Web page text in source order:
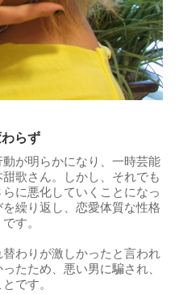
らず
が明らかになり、一時芸能
歌さん。しかし、それでも
に悪化していくことになっ
繰り返し、恋愛体質な性格
す。
わりが激しかったと言われ
たため、悪い男に騙され、
です。